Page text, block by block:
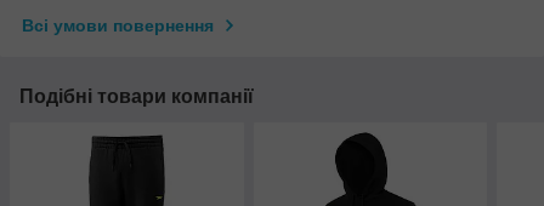
Всі умови повернення
Подібні товари компанії